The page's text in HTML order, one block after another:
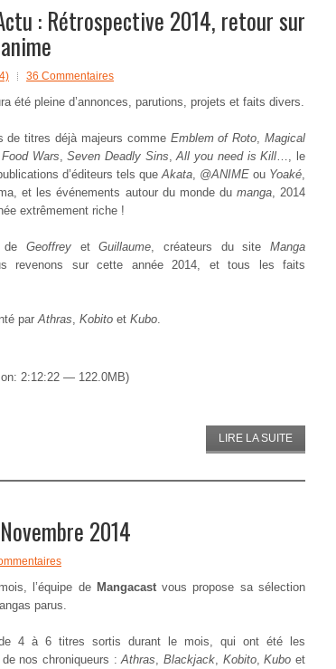
: Rétrospective 2014, retour sur
36 Commentaires
été pleine d’annonces, parutions, projets et faits divers.
de titres déjà majeurs comme Emblem of Roto,Magical
Food Wars,Seven Deadly Sins,All you need is Kill…, le
d’éditeurs tels queAkata, @ANIME ou Yoaké,
et les événements autour du monde du manga, 2014
extrêmement riche !
de Geoffrey etGuillaume, créateurs du siteManga
revenons sur cette année 2014, et tous les faits
parAthras, Kobito et Kubo.
2:12:22 — 122.0MB)
LIRE LA SUITE
2014
l’équipe de Mangacastvous propose sa sélection
parus.
4 à 6 titres sortis durant le mois, qui ont été les
de nos chroniqueurs :Athras,Blackjack, Kobito,Kubo et